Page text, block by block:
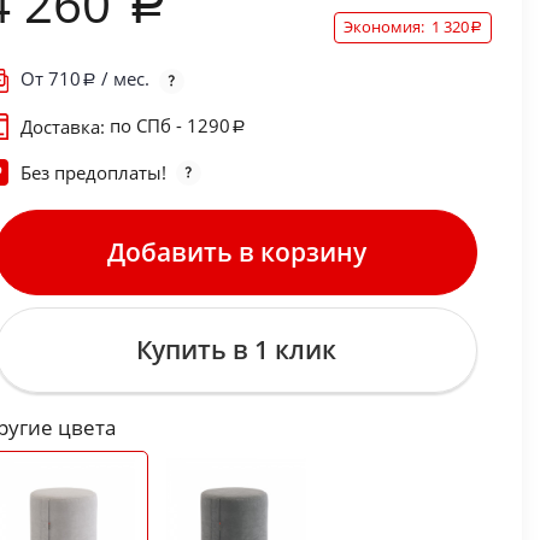
Экономия: 1 320
От 710
/ мес.
Доставка: по СПб - 1290
Без предоплаты!
Добавить в корзину
Купить в 1 клик
цвета